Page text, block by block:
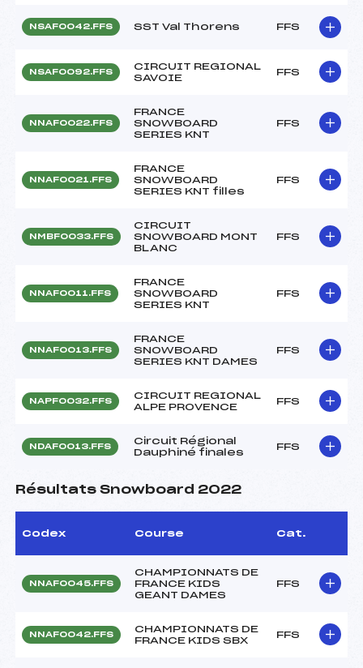
NSAF0042.FFS SST Val Thorens FFS
NSAF0092.FFS
CIRCUIT REGIONAL
SAVOIE
FFS
NNAF0022.FFS
FRANCE
SNOWBOARD
SERIES KNT
FFS
NNAF0021.FFS
FRANCE
SNOWBOARD
SERIES KNT filles
FFS
NMBF0033.FFS
CIRCUIT
SNOWBOARD MONT
BLANC
FFS
NNAF0011.FFS
FRANCE
SNOWBOARD
SERIES KNT
FFS
NNAF0013.FFS
FRANCE
SNOWBOARD
SERIES KNT DAMES
FFS
NAPF0032.FFS
CIRCUIT REGIONAL
ALPE PROVENCE
FFS
NDAF0013.FFS
Circuit Régional
Dauphiné finales
FFS
Résultats Snowboard 2022
Codex Course Cat.
NNAF0045.FFS
CHAMPIONNATS DE
FRANCE KIDS
GEANT DAMES
FFS
NNAF0042.FFS
CHAMPIONNATS DE
FRANCE KIDS SBX
FFS